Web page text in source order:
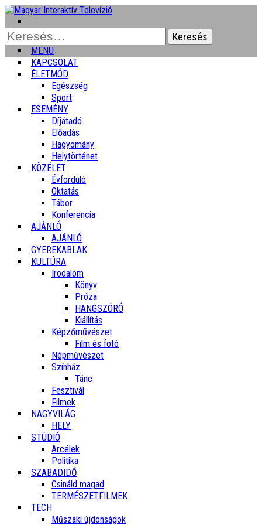
Keresés:
MENU
KAPCSOLAT
ÉLETMÓD
Egészség
Sport
ESEMÉNY
Díjátadó
Előadás
Hagyomány
Helytörténet
KÖZÉLET
Évforduló
Oktatás
Tábor
Konferencia
AJÁNLÓ
AJÁNLÓ
GYEREKABLAK
KULTÚRA
Irodalom
Könyv
Próza
HANGSZÓRÓ
Kiállítás
Képzőművészet
Film és fotó
Népművészet
Színház
Tánc
Fesztivál
Filmek
NAGYVILÁG
HELY
STÚDIÓ
Arcélek
Politika
SZABADIDŐ
Csináld magad
TERMÉSZETFILMEK
TECH
Műszaki újdonságok